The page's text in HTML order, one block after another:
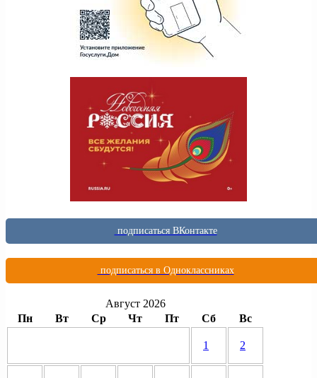
подписаться ВКонтакте
подписаться в Одноклассниках
Август 2026
Пн
Вт Ср Чт Пт Сб Вс
1 2